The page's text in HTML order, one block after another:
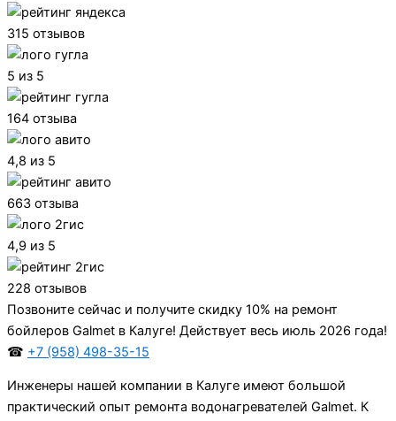
315 отзывов
5 из 5
164 отзыва
4,8 из 5
663 отзыва
4,9 из 5
228 отзывов
Позвоните сейчас и получите скидку 10% на ремонт
бойлеров Galmet в Калуге! Действует весь июль 2026 года!
☎ +7 (958) 498-35-15
Инженеры нашей компании в Калуге имеют большой
практический опыт ремонта водонагревателей Galmet. К